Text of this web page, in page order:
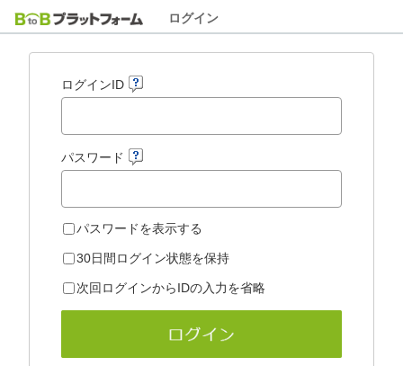
ログイン
ログインID
パスワード
パスワードを表示する
30日間ログイン状態を保持
次回ログインからIDの入力を省略